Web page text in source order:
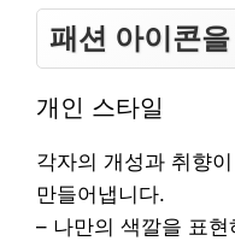
패션 아이콘
개인 스타일
각자의 개성과 취향
만들어냅니다.
– 나만의 색깔을 표